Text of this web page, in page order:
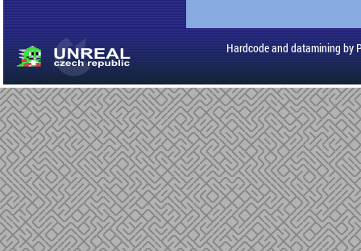
Hardcode and datamining by